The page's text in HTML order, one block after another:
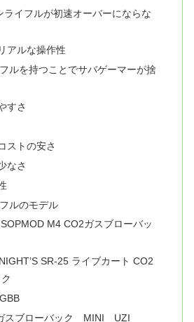
ライフルが初速オーバーにならな
アルな操作性
ルを持つことでサバゲーマーが捨
すさ
ストの安さ
なさ
ルのモデル
M4 CO2ガスブローバッ
SR-25 ライブカート CO2
ブローバック MINI UZI